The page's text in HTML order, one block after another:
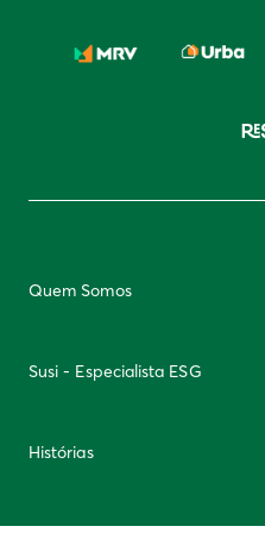
Quem Somos
Susi - Especialista ESG
Histórias
Newsletter